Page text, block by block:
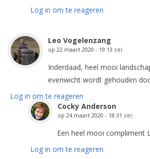
Log in om te reageren
Leo Vogelenzang
op 22 maart 2020 - 19:13 zei:
Inderdaad, heel mooi
evenwicht wordt gehouden
Log in om te reageren
Cocky Anderson
op 24 maart 2020 - 18:31 zei:
Een heel mooi compliment
Log in om te reageren